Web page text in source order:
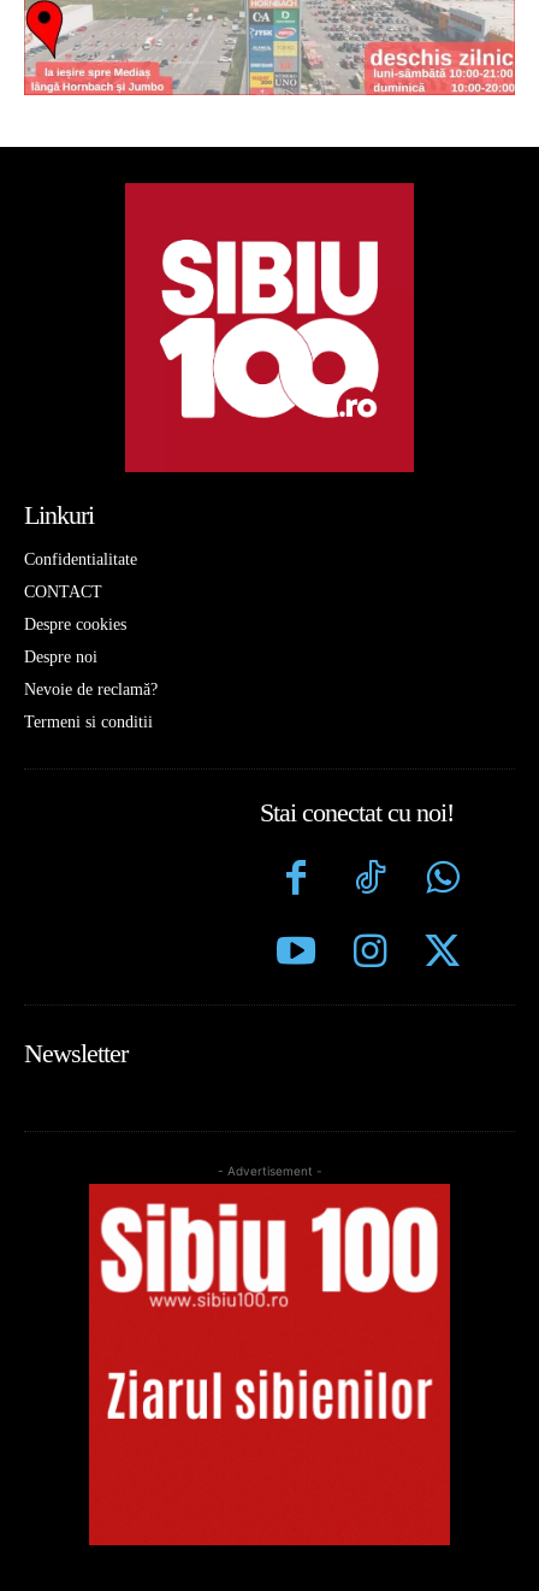
Linkuri
Confidentialitate
CONTACT
Despre cookies
Despre noi
Nevoie de reclamă?
Termeni si conditii
Stai conectat cu noi!
Newsletter
- Advertisement -